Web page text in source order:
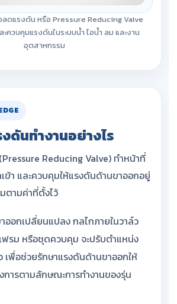
ลดแรงดัน หรือ Pressure Reducing Valve
ควบคุมแรงดันในระบบน้ำ ไอน้ำ ลม และงาน
อุตสาหกรรม
ดันทำงานอย่างไร
Reducing Valve) ทำหน้าที่
ข้า และควบคุมให้แรงดันด้านขาออกอยู่
ตามค่าที่ตั้งไว้
ออกเปลี่ยนแปลง กลไกภายในวาล์ว
ฟรม หรือชุดควบคุม จะปรับตำแหน่ง
เพื่อช่วยรักษาแรงดันด้านขาออกให้
การตามลักษณะการทำงานของรุ่น